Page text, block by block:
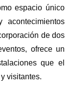
espacio único
de dos
ofrece un
que el
visitantes.